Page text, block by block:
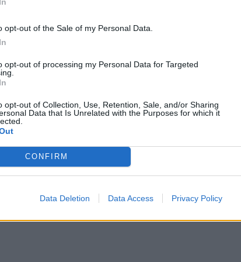
opt-out of the Sale of my Personal Data.
opt-out of processing my Personal Data for Targeted
opt-out of Collection, Use, Retention, Sale, and/or Sharing
Data that Is Unrelated with the Purposes for which it
CONFIRM
Data Deletion Data Access Privacy Policy
Αργυροτεχνίας – Ιωάννινα
Τσιουβάρας
Hausen: Frozen